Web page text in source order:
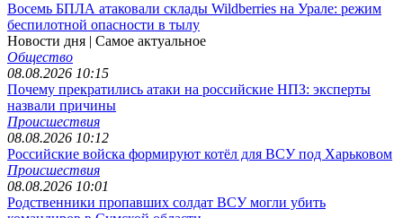
Восемь БПЛА атаковали склады Wildberries на Урале: режим
беспилотной опасности в тылу
Новости дня | Самое актуальное
Общество
08.08.2026 10:15
Почему прекратились атаки на российские НПЗ: эксперты
назвали причины
Происшествия
08.08.2026 10:12
Российские войска формируют котёл для ВСУ под Харьковом
Происшествия
08.08.2026 10:01
Родственники пропавших солдат ВСУ могли убить